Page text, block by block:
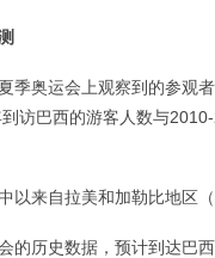
季奥运会上观察到的参观
访巴西的游客人数与
以来自拉美和加勒比地区
的历史数据，预计到达巴